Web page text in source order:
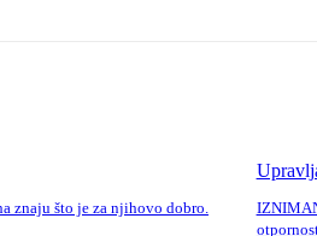
znaju što je za njihovo dobro.